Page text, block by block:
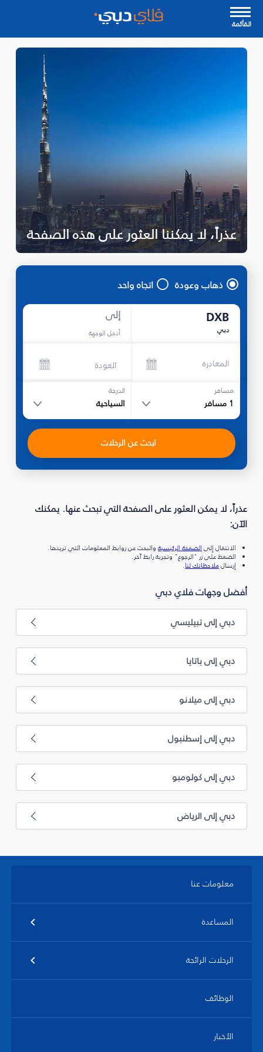
القأئمة
عذراً، لا يمكننا العثور على هذه الصفحة
ذهاب وعودة اتجاه واحد
DXB
دبي
إلى
أدخل الوجهة
المغادرة العودة
مسافر
1 مسافر
الدرجة
السياحية
ابحث عن الرحلات
عذراً، لا يمكن العثور على الصفحة التي تبحث عنها. يمكنك
الآن:
الانتقال إلىالصفحة الرئيسيةوالبحث عن روابط المعلومات التي تريدها.
الضغط على زر "الرجوع" وتجربة رابط آخر.
إرسالملاحظاتك لنا.
أفضل وجهات فلاي دبي
دبي إلى تبيليسي
دبي إلى باتايا
دبي إلى ميلانو
دبي إلى إسطنبول
دبي إلى كولومبو
دبي إلى الرياض
معلومات عنا
المساعدة
الرحلات الرائجة
الوظائف
الأخبار